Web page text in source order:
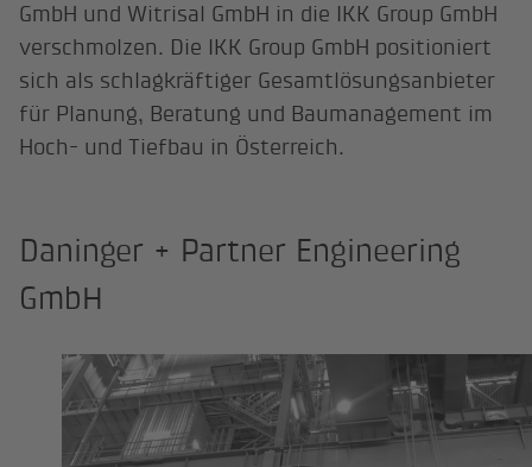
GmbH und Witrisal GmbH in die IKK Group GmbH
verschmolzen. Die IKK Group GmbH positioniert
sich als schlagkräftiger Gesamtlösungsanbieter
für Planung, Beratung und Baumanagement im
Hoch- und Tiefbau in Österreich.
Daninger + Partner Engineering
GmbH